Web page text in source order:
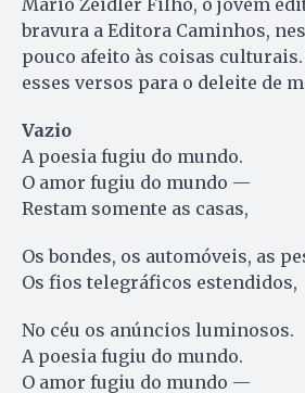
Mário Zeidler Filho, o jovem
bravura a Editora Caminhos,
pouco afeito às coisas
esses versos para o deleite de
Vazio
A poesia fugiu do mundo.
O amor fugiu do mundo —
Restam somente as casas,
Os bondes, os automóveis, as
Os fios telegráficos estendidos,
No céu os anúncios luminosos.
A poesia fugiu do mundo.
O amor fugiu do mundo —